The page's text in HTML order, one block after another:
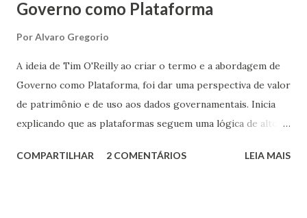
Governo como Plataforma
PorAlvaro Gregorio
A ideia de Tim O'Reilly ao criar o termo e a abordagem de
Governo como Plataforma, foi dar uma perspectiva de valor
de patrimônio e de uso aos dados governamentais. Inicia
explicando que as plataformas seguem uma lógica de alto
investir, mas permitem à população, ao utilizarem essa
COMPARTILHAR 2 COMENTÁRIOS LEIA MAIS